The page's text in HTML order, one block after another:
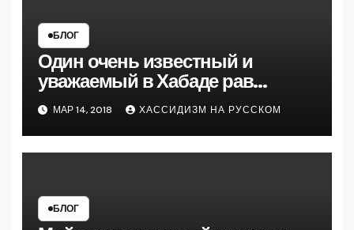
БЛОГ
Один очень известный и
уважаемый в Хабаде рав
рассказал мне на 770
следующую майсу
МАР 14, 2018 ХАССИДИЗМ НА РУССКОМ
БЛОГ